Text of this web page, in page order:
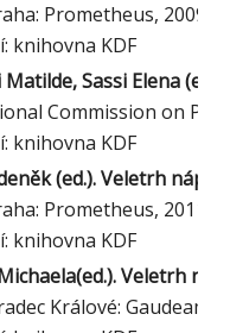
Prometheus, 2009
knihovna KDF
Sassi Elena
Commission on
knihovna KDF
(ed.). Veletrh
Prometheus, 2011
knihovna KDF
Veletrh
Králové: